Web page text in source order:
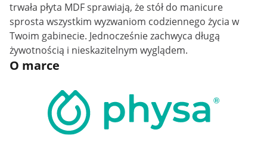
trwała płyta MDF sprawiają, że stół do manicure
sprosta wszystkim wyzwaniom codziennego życia w
Twoim gabinecie. Jednocześnie zachwyca długą
żywotnością i nieskazitelnym wyglądem.
O marce